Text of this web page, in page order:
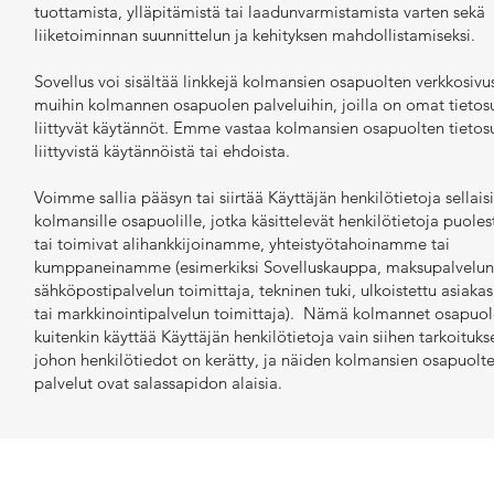
tuottamista, ylläpitämistä tai laadunvarmistamista varten sekä
liiketoiminnan suunnittelun ja kehityksen mahdollistamiseksi.
Sovellus voi sisältää linkkejä kolmansien osapuolten
muihin kolmannen osapuolen palveluihin, joilla on omat
liittyvät käytännöt. Emme vastaa kolmansien osapuolten
liittyvistä käytännöistä tai ehdoista.
Voimme sallia pääsyn tai siirtää Käyttäjän henkilötietoja
kolmansille osapuolille, jotka käsittelevät henkilötietoja
tai toimivat alihankkijoinamme, yhteistyötahoinamme tai
kumppaneinamme (esimerkiksi Sovelluskauppa,
sähköpostipalvelun toimittaja, tekninen tuki, ulkoistettu
tai markkinointipalvelun toimittaja). Nämä kolmannet
kuitenkin käyttää Käyttäjän henkilötietoja vain siihen
johon henkilötiedot on kerätty, ja näiden kolmansien
palvelut ovat salassapidon alaisia.